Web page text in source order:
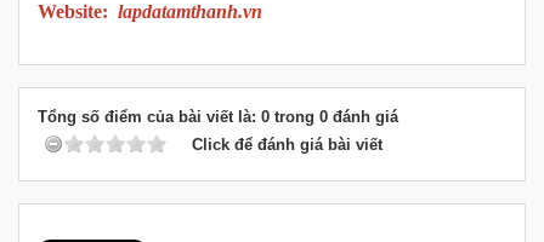
Website: lapdatamthanh.vn
Tổng số điểm của bài viết là: 0 trong 0 đánh giá
Click để đánh giá bài viết